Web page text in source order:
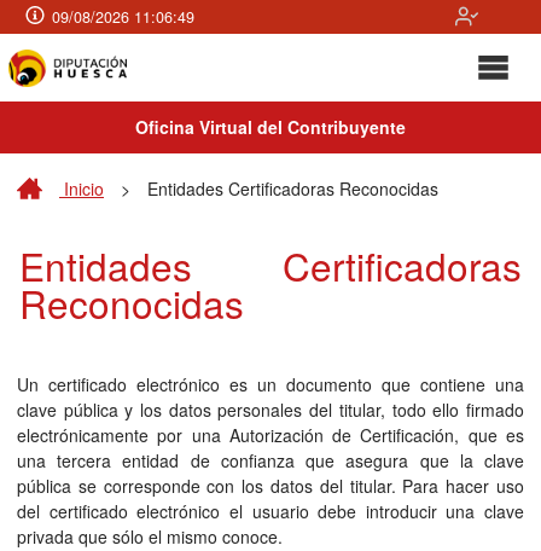
09/08/2026 11:06:49
Oficina Virtual del Contribuyente
Inicio > Entidades Certificadoras Reconocidas
Entidades Certificadoras
Reconocidas
Un certificado electrónico es un documento que contiene una
clave pública y los datos personales del titular, todo ello firmado
electrónicamente por una Autorización de Certificación, que es
una tercera entidad de confianza que asegura que la clave
pública se corresponde con los datos del titular. Para hacer uso
del certificado electrónico el usuario debe introducir una clave
privada que sólo el mismo conoce.